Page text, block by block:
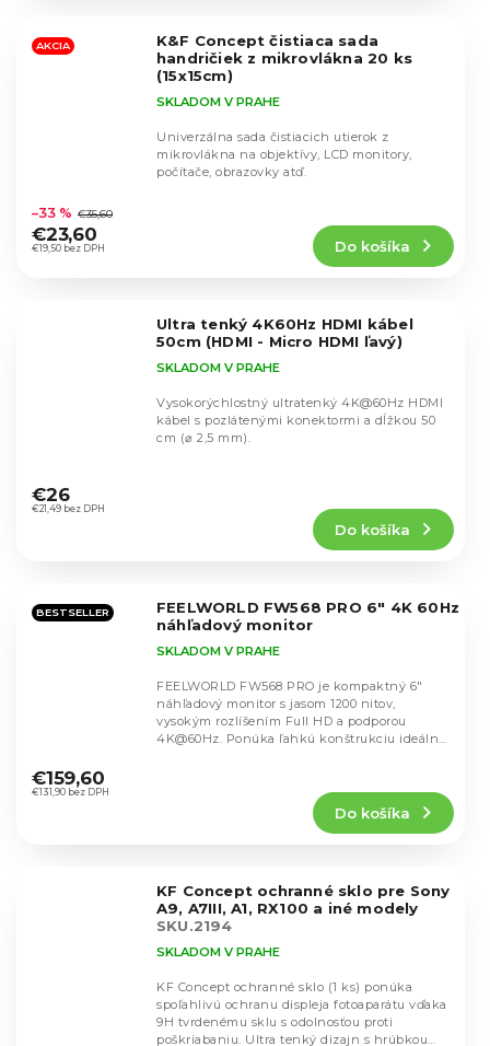
hviezdičiek.
AKCIA
K&F Concept čistiaca sada
handričiek z mikrovlákna 20 ks
(15x15cm)
hodnotenie
produktu
je
SKLADOM V PRAHE
€19,50 bez DPH
–33 % €35,60
€23,60
Do košíka
Univerzálna sada čistiacich utierok z
mikrovlákna na objektívy, LCD monitory,
počítače, obrazovky atď.
Ultra tenký 4K60Hz HDMI kábel
50cm (HDMI - Micro HDMI ľavý)
hodnotenie
produktu
hviezdičiek.
SKLADOM V PRAHE
€21,49 bez DPH
€26
Do košíka
Vysokorýchlostný ultratenký 4K@60Hz HDMI
kábel s pozlátenými konektormi a dĺžkou 50
cm (⌀ 2,5 mm).
BESTSELLER
FEELWORLD FW568 PRO 6" 4K 60Hz
náhľadový monitor
hodnotenie
produktu
SKLADOM V PRAHE
€131,90 bez DPH
€159,60
Do košíka
FEELWORLD FW568 PRO je kompaktný 6"
náhľadový monitor s jasom 1200 nitov,
vysokým rozlíšením Full HD a podporou
4K@60Hz. Ponúka ľahkú konštrukciu ideálnu
KF Concept ochranné sklo pre Sony
A9, A7III, A1, RX100 a iné modely
SKU.2194
SKLADOM V PRAHE
KF Concept ochranné sklo (1 ks) ponúka
spoľahlivú ochranu displeja fotoaparátu vďaka
9H tvrdenému sklu s odolnosťou proti
poškriabaniu. Ultra tenký dizajn s hrúbkou